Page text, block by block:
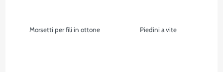
Morsetti per fili in ottone Piedini a vite